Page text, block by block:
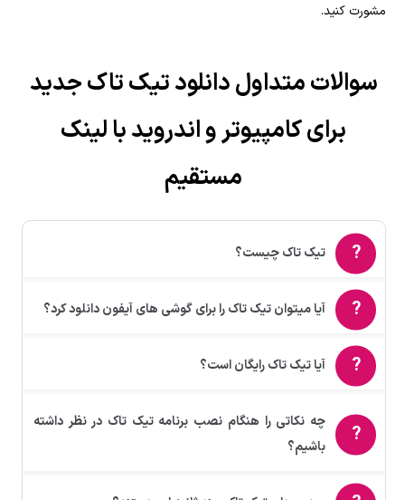
مشورت کنید.
سوالات متداول دانلود تیک تاک جدید
برای کامپیوتر و اندروید با لینک
مستقیم
تیک تاک چیست؟
آیا میتوان تیک تاک را برای گوشی های آیفون دانلود کرد؟
آیا تیک تاک رایگان است؟
چه نکاتی را هنگام نصب برنامه تیک تاک در نظر داشته
باشیم؟